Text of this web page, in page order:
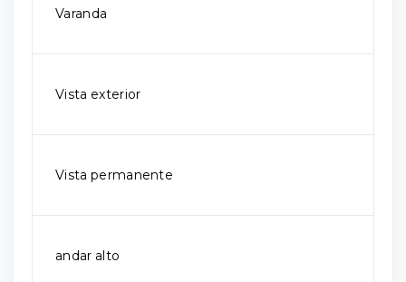
Varanda
Vista exterior
Vista permanente
andar alto